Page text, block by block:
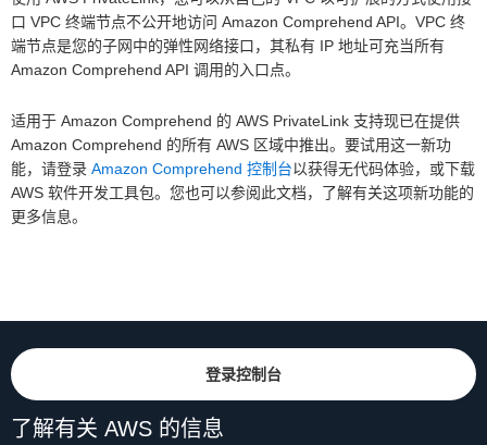
口 VPC 终端节点不公开地访问 Amazon Comprehend API。VPC 终
端节点是您的子网中的弹性网络接口，其私有 IP 地址可充当所有
Amazon Comprehend API 调用的入口点。
适用于 Amazon Comprehend 的 AWS PrivateLink 支持现已在提供
Amazon Comprehend 的所有 AWS 区域中推出。要试用这一新功
能，请登录 Amazon Comprehend 控制台以获得无代码体验，或下载
AWS 软件开发工具包。您也可以参阅此文档，了解有关这项新功能的
更多信息。
登录控制台
了解有关 AWS 的信息